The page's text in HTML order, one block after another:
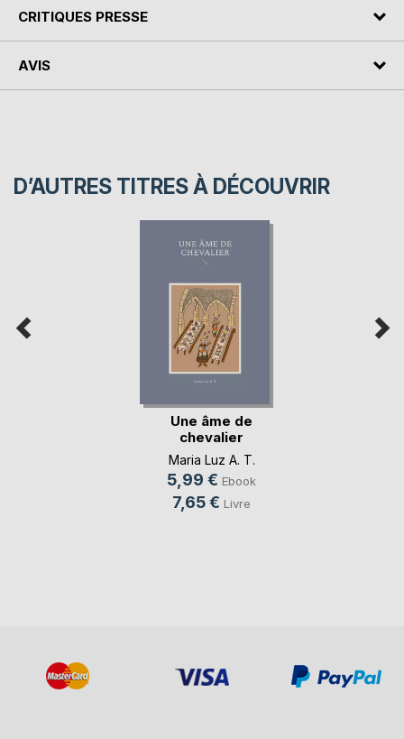
CRITIQUES PRESSE
AVIS
D’AUTRES TITRES À DÉCOUVRIR
Une âme de
chevalier
Maria Luz A. T.
5,99 € Ebook
7,65 € Livre